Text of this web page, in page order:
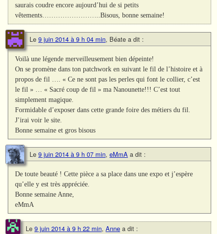
saurais coudre encore aujourd’hui de si petits
vêtements……………………..Bisous, bonne semaine!
Le 9 juin 2014 à 9 h 04 min, Béate a dit :
Voilà une légende merveilleusement bien dépeinte!
On se promène dans ton patchwork en suivant le fil de l’histoire et à
propos de fil …. « Ce ne sont pas les perles qui font le collier, c’est
le fil » … « Sacré coup de fil » ma Nanounette!!! C’est tout
simplement magique.
Formidable d’exposer dans cette grande foire des métiers du fil.
J’irai voir le site.
Bonne semaine et gros bisous
Le 9 juin 2014 à 9 h 07 min, eMmA a dit :
De toute beauté ! Cette pièce a sa place dans une expo et j’espère
qu’elle y est très appréciée.
Bonne semaine Anne,
eMmA
Le 9 juin 2014 à 9 h 22 min, Anne a dit :